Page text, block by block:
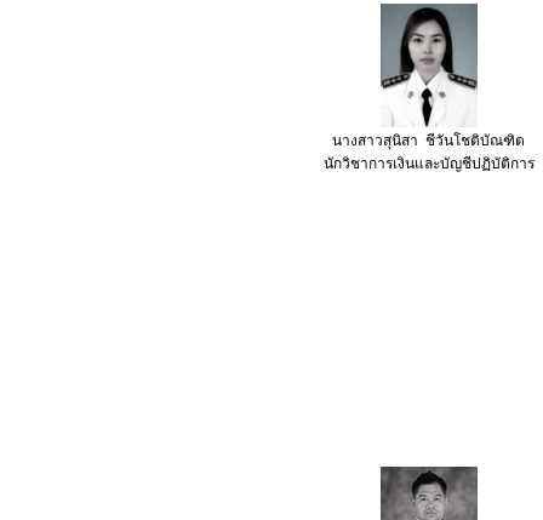
นางสาวสุนิสาชีวันโชติบัณฑิต
นักวิชาการเงินและบัญชีปฏิบัติการ